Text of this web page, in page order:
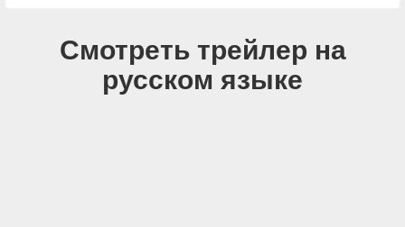
Смотреть трейлер на
русском языке